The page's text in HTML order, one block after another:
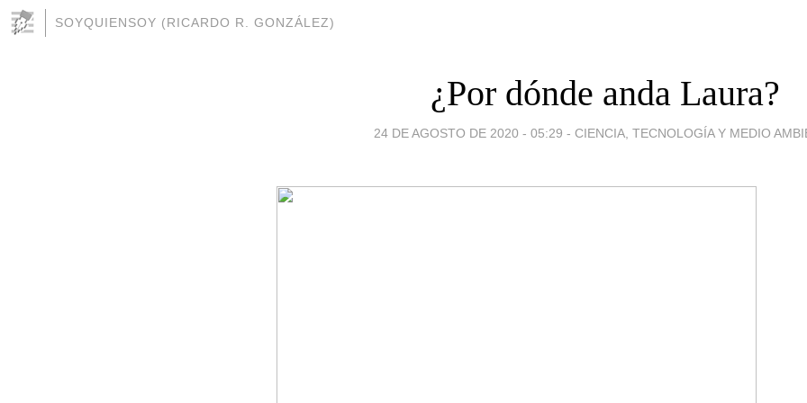
SOYQUIENSOY (RICARDO R. GONZÁLEZ)
¿Por dónde anda Laura?
24 DE AGOSTO DE 2020 - 05:29 - CIENCIA, TECNOLOGÍA Y MEDIO